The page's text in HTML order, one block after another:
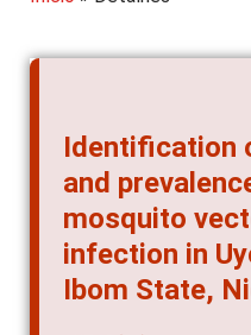
Identification
and
mosquito
infection in
Ibom State,